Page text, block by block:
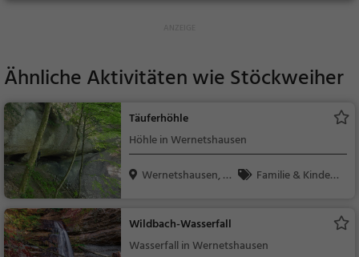
Ähnliche Aktivitäten wieStöckweiher
Täuferhöhle
Höhle in Wernetshausen
Wernetshausen, S
Familie & Kinder,
Wildbach-Wasserfall
Wasserfall in Wernetshausen